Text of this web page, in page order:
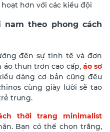
hơn với các kiểu đội
theo phong cách
đến sự tinh tế và đơn
áo thun trơn cao cấp, áo sơ
dáng cơ bản cũng đều
cùng giày lười sẽ tạo
trung.
thời trang minimalist
Bạn có thể chọn trắng,